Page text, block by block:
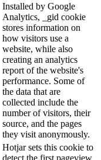
Installed by Google
Analytics, _gid cookie
stores information on
how visitors use a
website, while also
creating an analytics
report of the website's
performance. Some of
the data that are
collected include the
number of visitors, their
source, and the pages
they visit anonymously.
Hotjar sets this cookie to
detect the first pageview